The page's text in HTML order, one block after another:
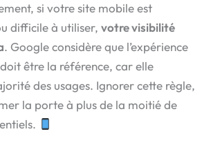
si votre site mobile est
difficile à utiliser, votre visibilité
. Google considère que l’expérience
être la référence, car elle
des usages. Ignorer cette règle,
la porte à plus de la moitié de